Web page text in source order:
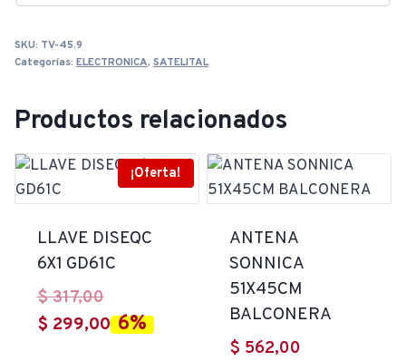
SKU: TV-45.9
Categorías: ELECTRONICA, SATELITAL
Productos relacionados
¡Oferta!
LLAVE DISEQC
6X1 GD61C
$317,00El
precio
$ 299,00El6%
ANTENA
SONNICA
51X45CM
BALCONERA
$ 562,00